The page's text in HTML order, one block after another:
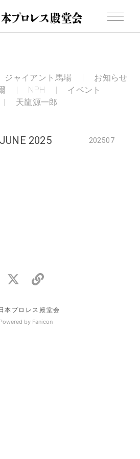
ジャイアント馬場
お知らせ
NPH
イベント
天龍源一郎
JUNE 2025 202507
本プロレス殿堂会
Powered by Fanicon